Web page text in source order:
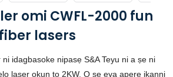
omi CWFL-2000 fun
lasers
idagbasoke nipasẹ S&A Teyu ni a ṣe ni
laser okun to 2KW. O ṣe ẹya apẹrẹ ikanni